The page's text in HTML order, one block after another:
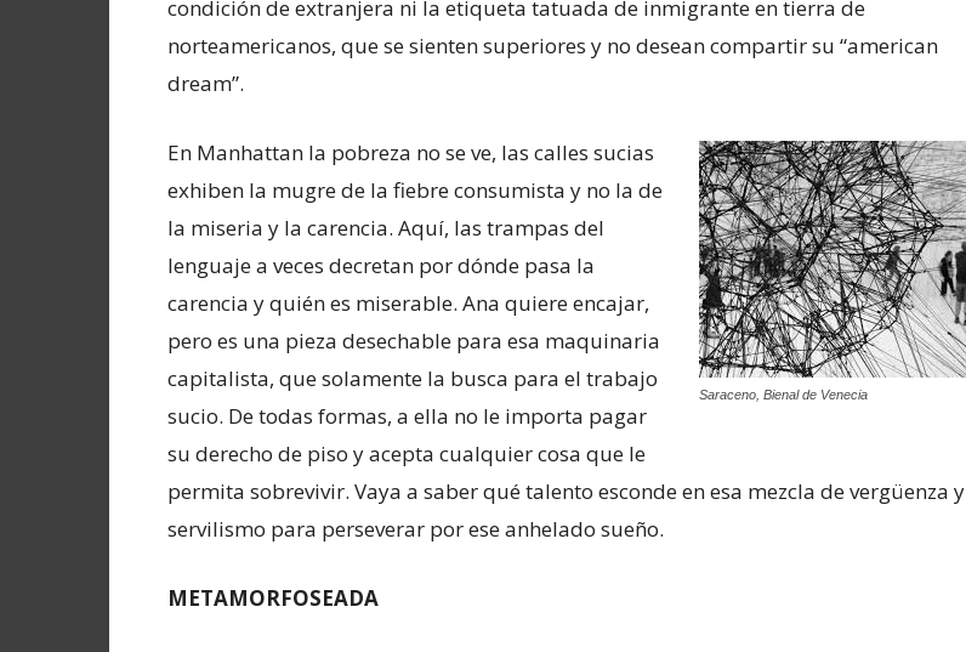
condición de extranjera ni la etiqueta tatuada de inmigrante en tierra de
norteamericanos, que se sienten superiores y no desean compartir su “american
dream”.
Saraceno, Bienal de Venecia
En Manhattan la pobreza no se ve, las calles sucias
exhiben la mugre de la fiebre consumista y no la de
la miseria y la carencia. Aquí, las trampas del
lenguaje a veces decretan por dónde pasa la
carencia y quién es miserable. Ana quiere encajar,
pero es una pieza desechable para esa maquinaria
capitalista, que solamente la busca para el trabajo
sucio. De todas formas, a ella no le importa pagar
su derecho de piso y acepta cualquier cosa que le
permita sobrevivir. Vaya a saber qué talento esconde en esa mezcla de vergüenza y
servilismo para perseverar por ese anhelado sueño.
METAMORFOSEADA